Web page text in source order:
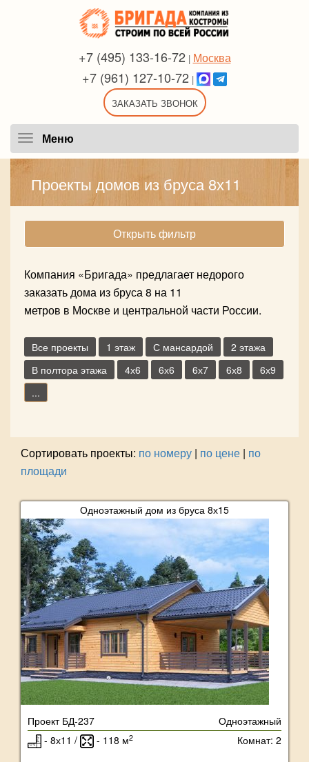
+7 (495) 133-16-72 | Москва
+7 (961) 127-10-72 |
ЗАКАЗАТЬ ЗВОНОК
Меню
Проекты домов из бруса 8х11
Открыть фильтр
Компания «Бригада» предлагает недорого
заказать дома из бруса 8 на 11
метров в Москве и центральной части России.
Все проекты 1 этаж С мансардой
2 этажа
В полтора этажа
4х6 6х6 6х7 6х8
6х9
...
Сортировать проекты: по номеру | по цене | по
площади
Одноэтажный дом из бруса 8х15
Проект БД-237
Одноэтажный
- 8х11 /
- 118 м2 Комнат: 2